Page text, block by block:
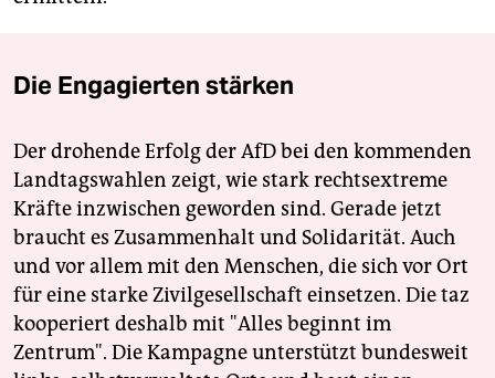
Die Engagierten stärken
Der drohende Erfolg der AfD bei den kommenden
Landtagswahlen zeigt, wie stark rechtsextreme
Kräfte inzwischen geworden sind. Gerade jetzt
braucht es Zusammenhalt und Solidarität. Auch
und vor allem mit den Menschen, die sich vor Ort
für eine starke Zivilgesellschaft einsetzen. Die taz
kooperiert deshalb mit "Alles beginnt im
Zentrum". Die Kampagne unterstützt bundesweit